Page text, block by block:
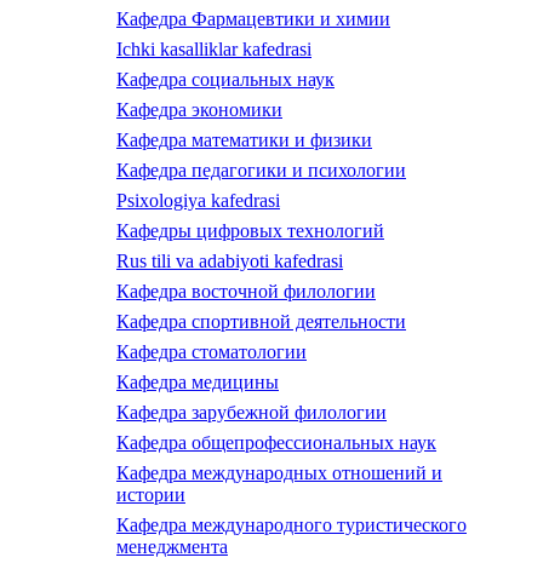
Кафедра Фармацевтики и химии
Ichki kasalliklar kafedrasi
Кафедра социальных наук
Кафедра экономики
Кафедра математики и физики
Кафедра педагогики и психологии
Psixologiya kafedrasi
Кафедры цифровых технологий
Rus tili va adabiyoti kafedrasi
Кафедра восточной филологии
Кафедра спортивной деятельности
Кафедра стоматологии
Кафедра медицины
Кафедра зарубежной филологии
Кафедра общепрофессиональных наук
Кафедра международных отношений и
истории
Кафедра международного туристического
менеджмента